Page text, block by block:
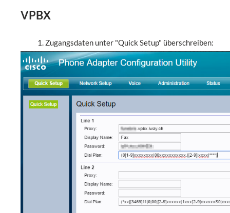
VPBX
Zugangsdaten unter "Quick Setup" überschreiben: